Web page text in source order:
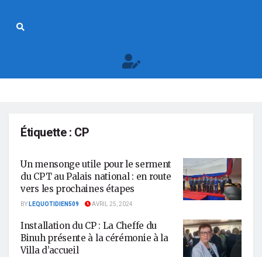
Étiquette : CP
Un mensonge utile pour le serment
du CPT au Palais national : en route
vers les prochaines étapes
BYLEQUOTIDIEN509 AVRIL 25, 2024
Installation du CP : La Cheffe du
Binuh présente à la cérémonie à la
Villa d’accueil